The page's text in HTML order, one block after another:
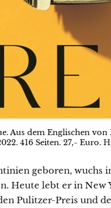
Aus dem Englischen von
416 Seiten. 27,- Euro.
geboren, wuchs
Heute lebt er in New
Pulitzer-Preis und